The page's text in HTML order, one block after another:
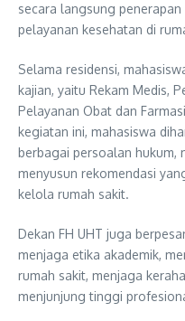
secara langsung
pelayanan kesehatan di
Selama residensi,
kajian, yaitu Rekam Medis,
Pelayanan Obat dan
kegiatan ini, mahasiswa
berbagai persoalan hukum,
menyusun rekomendasi
kelola rumah sakit.
Dekan FH UHT juga
menjaga etika akademik,
rumah sakit, menjaga
menjunjung tinggi